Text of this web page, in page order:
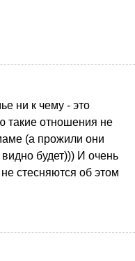
ни к чему - это
такие отношения не
(а прожили они
будет))) И очень
стесняются об этом